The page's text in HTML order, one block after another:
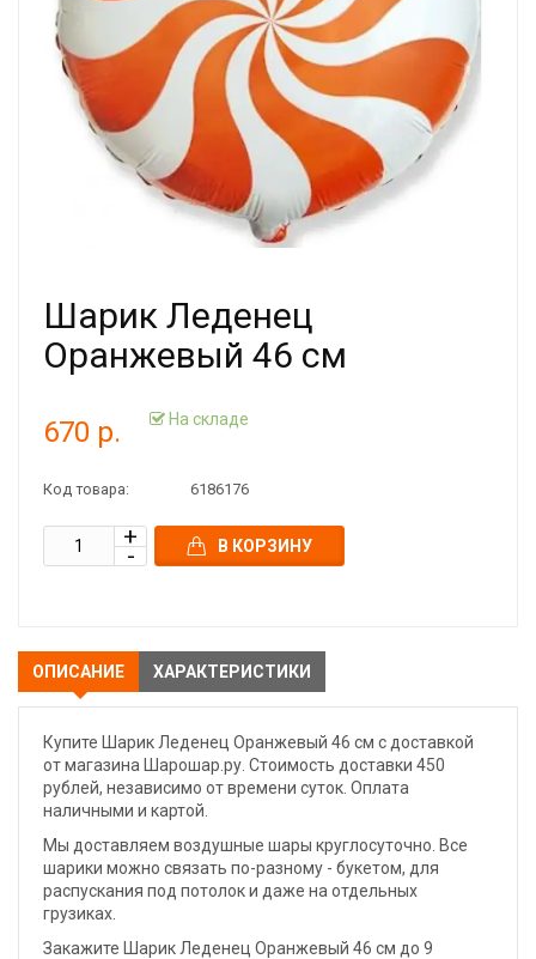
Шарик Леденец
Оранжевый 46 см
670 р. На складе
Код товара: 6186176
В КОРЗИНУ
ОПИСАНИЕ ХАРАКТЕРИСТИКИ
Купите Шарик Леденец Оранжевый 46 см с доставкой
от магазина Шарошар.ру. Стоимость доставки 450
рублей, независимо от времени суток. Оплата
наличными и картой.
Мы доставляем воздушные шары круглосуточно. Все
шарики можно связать по-разному - букетом, для
распускания под потолок и даже на отдельных
грузиках.
Закажите Шарик Леденец Оранжевый 46 см до 9